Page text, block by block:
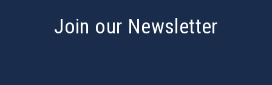
Join our Newsletter